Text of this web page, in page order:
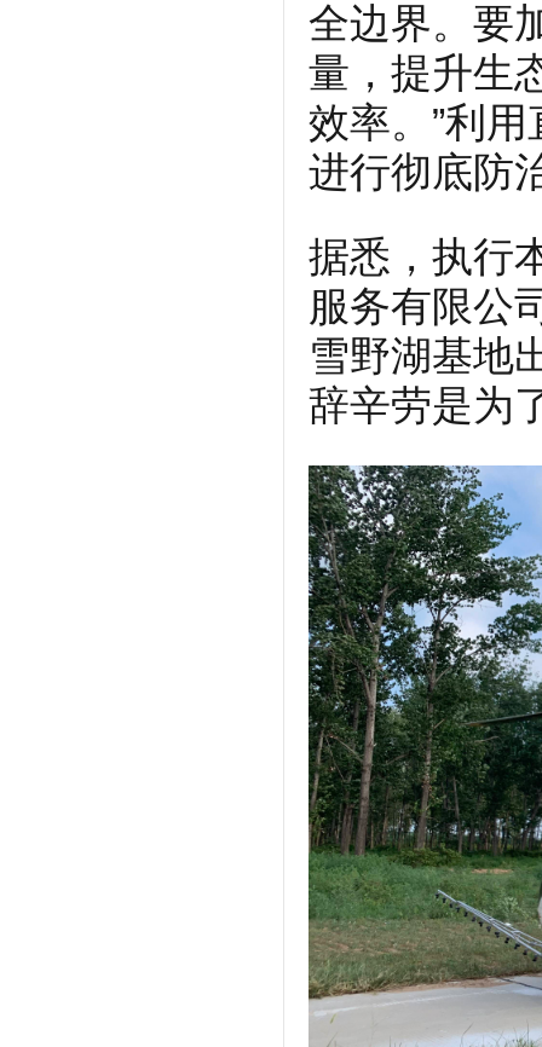
全边界。要
量，提升生
效率。”利
进行彻底防
据悉，执行
服务有限公
雪野湖基地
辞辛劳是为